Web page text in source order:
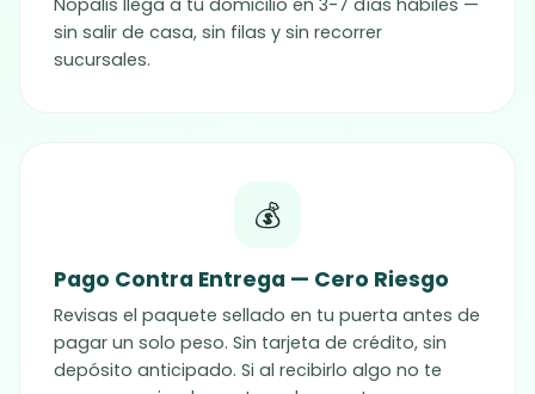
Nopalis llega a tu domicilio en 3-7 días hábiles —
sin salir de casa, sin filas y sin recorrer
sucursales.
💰
Pago Contra Entrega — Cero Riesgo
Revisas el paquete sellado en tu puerta antes de
pagar un solo peso. Sin tarjeta de crédito, sin
depósito anticipado. Si al recibirlo algo no te